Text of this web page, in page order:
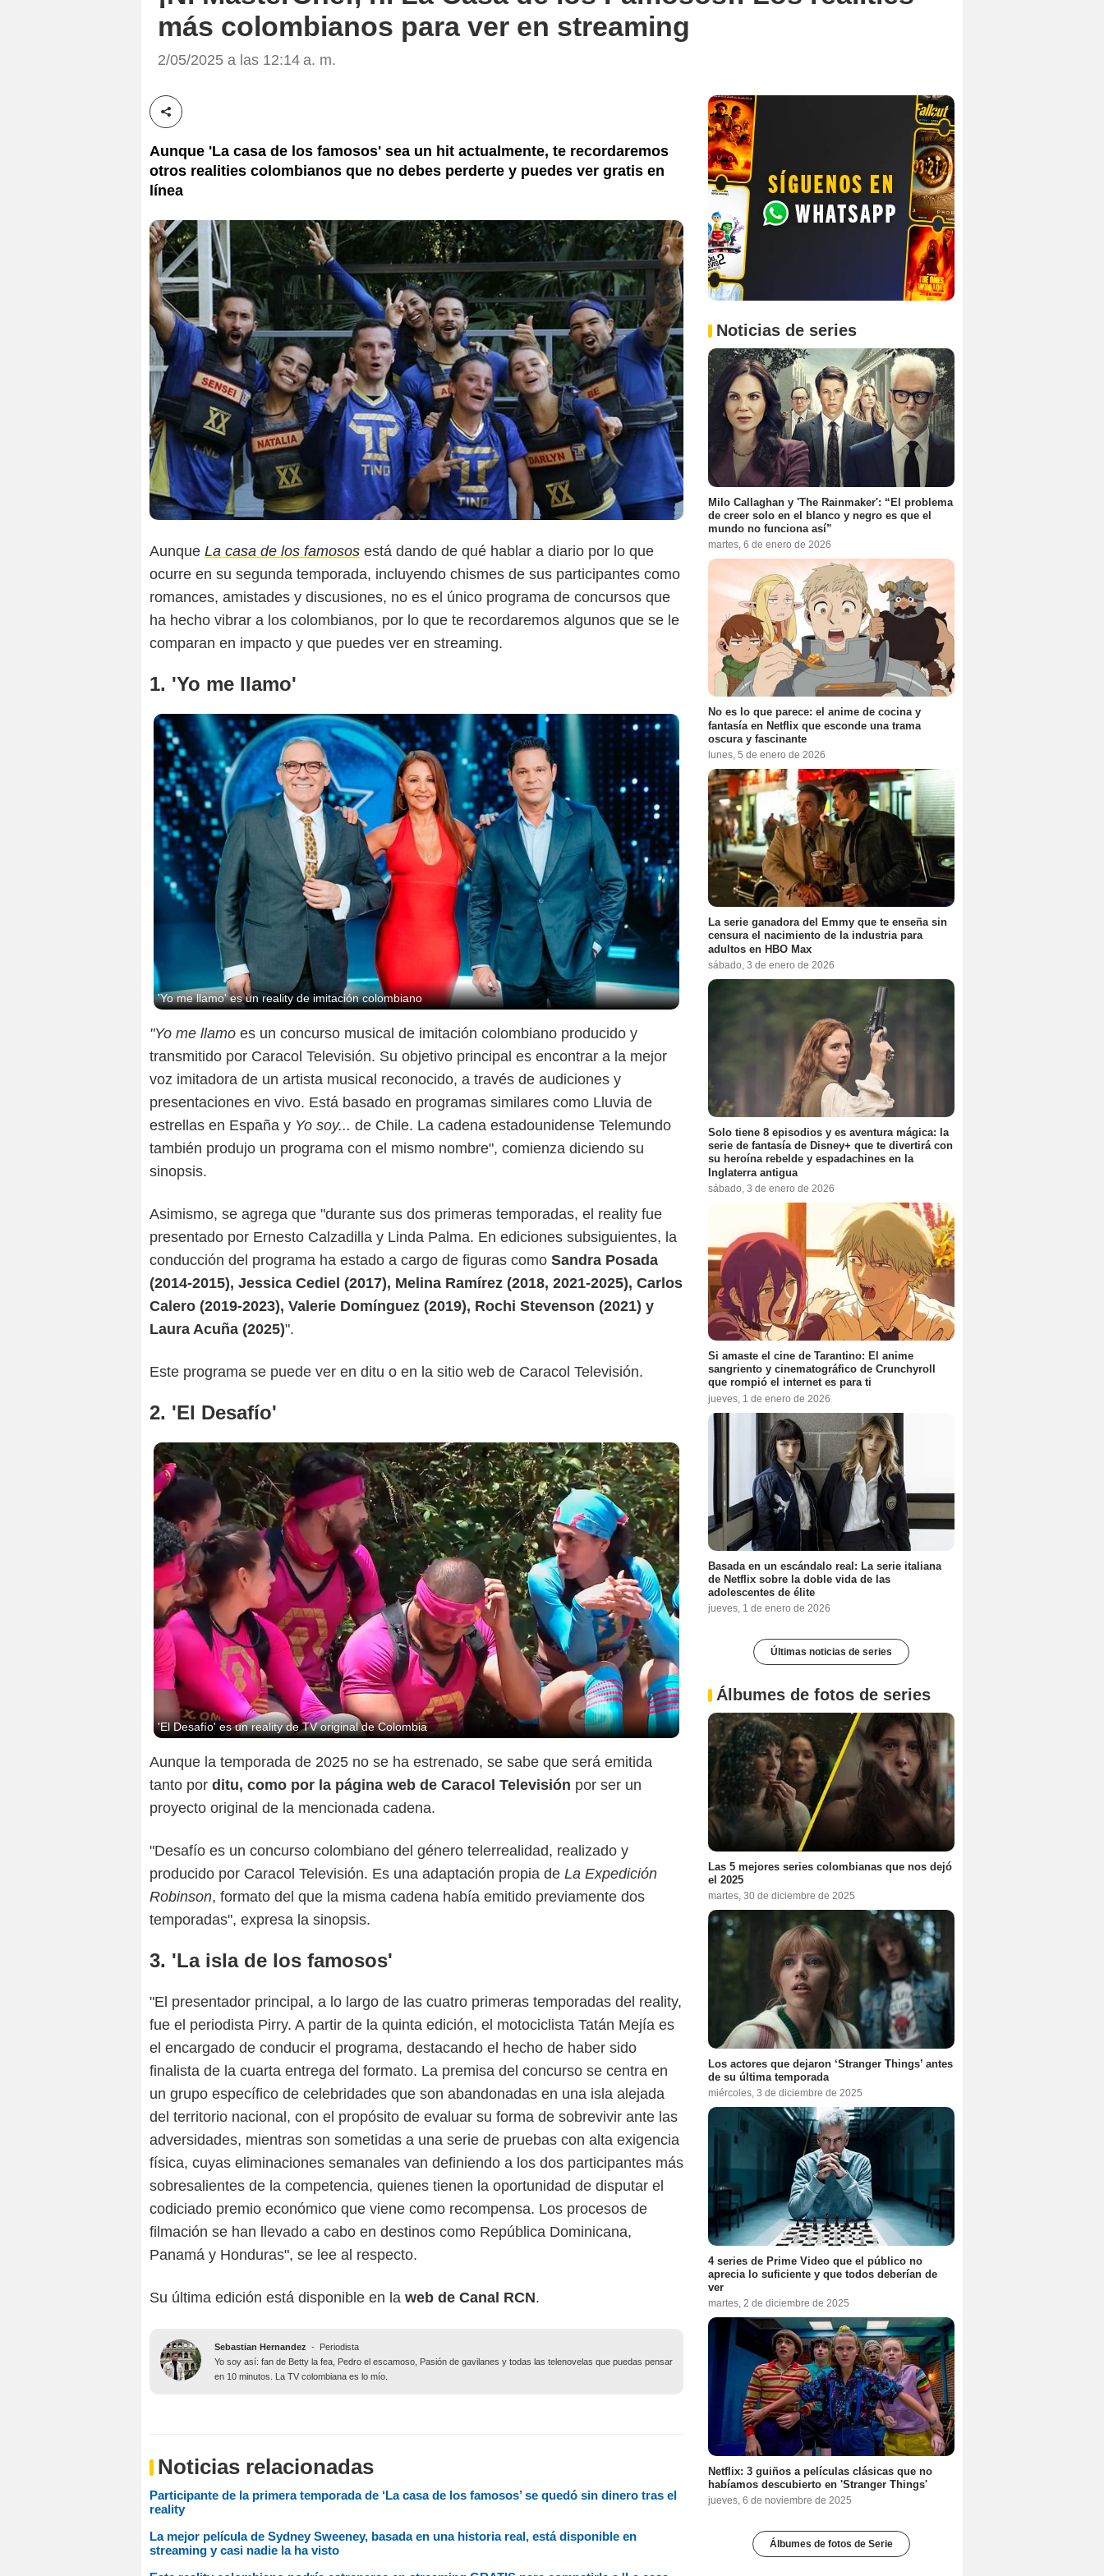
más colombianos para ver en streaming
2/05/2025 a las 12:14 a. m.
Compartir esta noticia
Aunque 'La casa de los famosos' sea un hit actualmente, te recordaremos
otros realities colombianos que no debes perderte y puedes ver gratis en
línea
Aunque La casa de los famosos está dando de qué hablar a diario por lo que
ocurre en su segunda temporada, incluyendo chismes de sus participantes como
romances, amistades y discusiones, no es el único programa de concursos que
ha hecho vibrar a los colombianos, por lo que te recordaremos algunos que se le
comparan en impacto y que puedes ver en streaming.
1. 'Yo me llamo'
Caracol Televisión
'Yo me llamo' es un reality de imitación colombiano
"Yo me llamo es un concurso musical de imitación colombiano producido y
transmitido por Caracol Televisión. Su objetivo principal es encontrar a la mejor
voz imitadora de un artista musical reconocido, a través de audiciones y
presentaciones en vivo. Está basado en programas similares como Lluvia de
estrellas en España y Yo soy... de Chile. La cadena estadounidense Telemundo
también produjo un programa con el mismo nombre", comienza diciendo su
sinopsis.
Asimismo, se agrega que "durante sus dos primeras temporadas, el reality fue
presentado por Ernesto Calzadilla y Linda Palma. En ediciones subsiguientes, la
conducción del programa ha estado a cargo de figuras como Sandra Posada
(2014-2015), Jessica Cediel (2017), Melina Ramírez (2018, 2021-2025), Carlos
Calero (2019-2023), Valerie Domínguez (2019), Rochi Stevenson (2021) y
Laura Acuña (2025)".
Este programa se puede ver en ditu o en la sitio web de Caracol Televisión.
2. 'El Desafío'
Caracol Televisión
'El Desafío' es un reality de TV original de Colombia
Aunque la temporada de 2025 no se ha estrenado, se sabe que será emitida
tanto por ditu, como por la página web de Caracol Televisión por ser un
proyecto original de la mencionada cadena.
"Desafío es un concurso colombiano del género telerrealidad, realizado y
producido por Caracol Televisión. Es una adaptación propia de La Expedición
Robinson, formato del que la misma cadena había emitido previamente dos
temporadas", expresa la sinopsis.
3. 'La isla de los famosos'
"El presentador principal, a lo largo de las cuatro primeras temporadas del reality,
fue el periodista Pirry.​ A partir de la quinta edición, el motociclista Tatán Mejía es
el encargado de conducir el programa, destacando el hecho de haber sido
finalista de la cuarta entrega del formato. La premisa del concurso se centra en
un grupo específico de celebridades que son abandonadas en una isla alejada
del territorio nacional, con el propósito de evaluar su forma de sobrevivir ante las
adversidades, mientras son sometidas a una serie de pruebas con alta exigencia
física, cuyas eliminaciones semanales van definiendo a los dos participantes más
sobresalientes de la competencia, quienes tienen la oportunidad de disputar el
codiciado premio económico que viene como recompensa. Los procesos de
filmación se han llevado a cabo en destinos como República Dominicana,
Panamá y Honduras", se lee al respecto.
Su última edición está disponible en la web de Canal RCN.
Sebastian Hernandez -
Periodista
Yo soy así: fan de Betty la fea, Pedro el escamoso, Pasión de gavilanes y todas las telenovelas que puedas pensar
en 10 minutos. La TV colombiana es lo mío.
Noticias relacionadas
Participante de la primera temporada de ‘La casa de los famosos’ se quedó sin dinero tras el
reality
La mejor película de Sydney Sweeney, basada en una historia real, está disponible en
streaming y casi nadie la ha visto
Noticias de series
Milo Callaghan y 'The Rainmaker': “El problema
de creer solo en el blanco y negro es que el
mundo no funciona así”
martes, 6 de enero de 2026
No es lo que parece: el anime de cocina y
fantasía en Netflix que esconde una trama
oscura y fascinante
lunes, 5 de enero de 2026
La serie ganadora del Emmy que te enseña sin
censura el nacimiento de la industria para
adultos en HBO Max
sábado, 3 de enero de 2026
Solo tiene 8 episodios y es aventura mágica: la
serie de fantasía de Disney+ que te divertirá con
su heroína rebelde y espadachines en la
Inglaterra antigua
sábado, 3 de enero de 2026
Si amaste el cine de Tarantino: El anime
sangriento y cinematográfico de Crunchyroll
que rompió el internet es para ti
jueves, 1 de enero de 2026
Basada en un escándalo real: La serie italiana
de Netflix sobre la doble vida de las
adolescentes de élite
jueves, 1 de enero de 2026
Últimas noticias de series
Álbumes de fotos de series
Las 5 mejores series colombianas que nos dejó
el 2025
martes, 30 de diciembre de 2025
Los actores que dejaron ‘Stranger Things’ antes
de su última temporada
miércoles, 3 de diciembre de 2025
4 series de Prime Video que el público no
aprecia lo suficiente y que todos deberían de
ver
martes, 2 de diciembre de 2025
Netflix: 3 guiños a películas clásicas que no
habíamos descubierto en 'Stranger Things'
jueves, 6 de noviembre de 2025
Álbumes de fotos de Serie